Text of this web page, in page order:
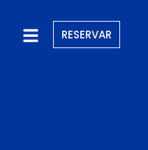
RESERVAR